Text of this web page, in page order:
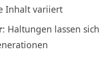
Inhalt variiert
: Haltungen lassen sich